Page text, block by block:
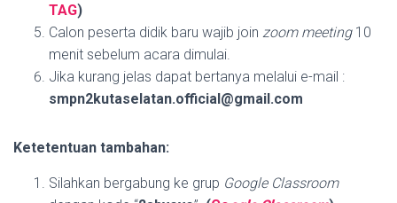
TAG)
Calon peserta didik baru wajib join zoom meeting10
menit sebelum acara dimulai.
Jika kurang jelas dapat bertanya melalui e-mail :
smpn2kutaselatan.official@gmail.com
Ketetentuan tambahan:
Silahkan bergabung ke grup Google Classroom